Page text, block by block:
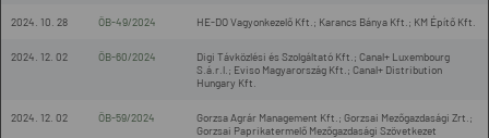
2024. 10. 28 ÖB-49/2024 HE-DO Vagyonkezelő Kft.; Karancs Bánya Kft.; KM Építő Kft.
2024. 12. 02 ÖB-60/2024
Digi Távközlési és Szolgáltató Kft.; Canal+ Luxembourg
S.á.r.l.; Eviso Magyarország Kft.; Canal+ Distribution
Hungary Kft.
2024. 12. 02 ÖB-59/2024
Gorzsa Agrár Management Kft.; Gorzsai Mezőgazdasági Zrt.;
Gorzsai Paprikatermelő Mezőgazdasági Szövetkezet